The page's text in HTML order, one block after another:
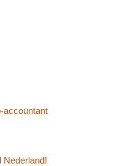
accountant
Nederland!